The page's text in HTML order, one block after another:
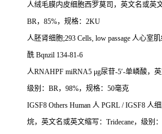
人绒毛膜内皮细胞西罗莫司，英文名或英文
BR， 85%，规格： 2KU
人胚肾细胞;293 Cells, low passage 人心室
酰 Bqnzil 134-81-6
人RNAHPF miRNA5 μg尿苷-5′-单嶙酸，英
级别： BR， 98%，规格： 50毫克
IGSF8 Others Human 人 PGRL / IGSF8 人
烷，英文名或英文缩写： Tridecane，级别：